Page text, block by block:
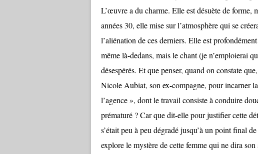
L’œuvre a du charme. Elle est désuète de forme,
années 30, elle mise sur l’atmosphère qui se
l’aliénation de ces derniers. Elle est
même là-dedans, mais le chant (je n’emploierai
désespérés. Et que penser, quand on constate
Nicole Aubiat, son ex-compagne, pour incarner
l’agence », dont le travail consiste à conduire
prématuré ? Car que dit-elle pour justifier cette
s’était peu à peu dégradé jusqu’à un point final
explore le mystère de cette femme qui ne dira